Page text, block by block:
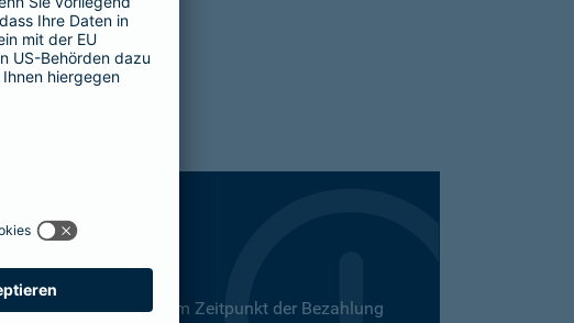
ist. Dies kann zum Zeitpunkt der Bezahlung